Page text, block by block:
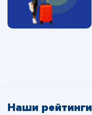
Наши рейтинги